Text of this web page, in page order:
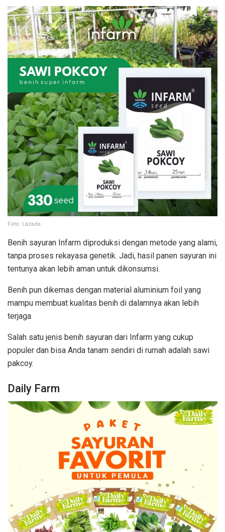
Foto: Lazada
Benih sayuran Infarm diproduksi dengan metode yang alami,
tanpa proses rekayasa genetik. Jadi, hasil panen sayuran ini
tentunya akan lebih aman untuk dikonsumsi.
Benih pun dikemas dengan material aluminium foil yang
mampu membuat kualitas benih di dalamnya akan lebih
terjaga.
Salah satu jenis benih sayuran dari Infarm yang cukup
populer dan bisa Anda tanam sendiri di rumah adalah sawi
pakcoy.
Daily Farm